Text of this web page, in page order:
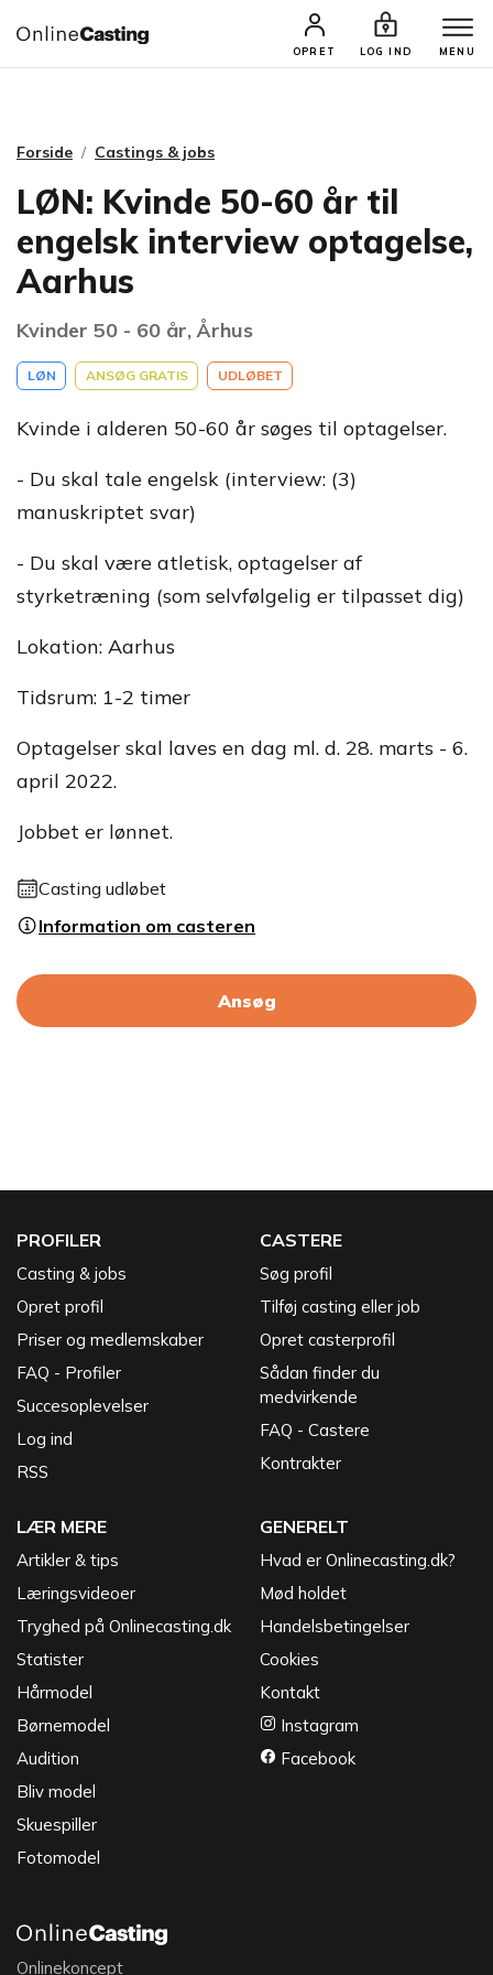
OPRET LOG IND MENU
CASTINGS & JOBS SØG PROFIL
Forside Castings & jobs
LØN: Kvinde 50-60 år til
engelsk interview optagelse,
Aarhus
Kvinder 50 - 60 år, Århus
LØN ANSØG GRATIS UDLØBET
Kvinde i alderen 50-60 år søges til optagelser.
- Du skal tale engelsk (interview: (3)
manuskriptet svar)
- Du skal være atletisk, optagelser af
styrketræning (som selvfølgelig er tilpasset dig)
Lokation: Aarhus
Tidsrum: 1-2 timer
Optagelser skal laves en dag ml. d. 28. marts - 6.
april 2022.
Jobbet er lønnet.
Casting udløbet
Information om casteren
Ansøg
PROFILER
Casting & jobs
Opret profil
Priser og medlemskaber
FAQ - Profiler
Succesoplevelser
Log ind
RSS
CASTERE
Søg profil
Tilføj casting eller job
Opret casterprofil
Sådan finder du
medvirkende
FAQ - Castere
Kontrakter
LÆR MERE
Artikler & tips
Læringsvideoer
Tryghed på Onlinecasting.dk
Statister
Hårmodel
Børnemodel
Audition
Bliv model
Skuespiller
Fotomodel
GENERELT
Hvad er Onlinecasting.dk?
Mød holdet
Handelsbetingelser
Cookies
Kontakt
Instagram
Facebook
Onlinekoncept